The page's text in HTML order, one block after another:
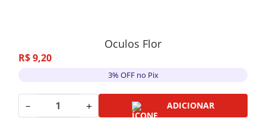
Oculos Flor
R$9,20
3% OFF no Pix
－ ＋ ADICIONAR